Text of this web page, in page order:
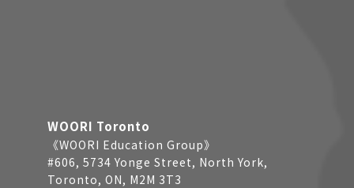
WOORI Toronto
《WOORI Education Group》
#606, 5734 Yonge Street, North York,
Toronto, ON, M2M 3T3